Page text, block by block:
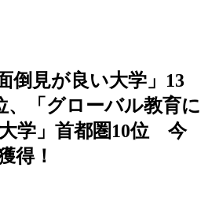
倒見が良い大学」13
、「グローバル教育に
学」首都圏10位 今
得！